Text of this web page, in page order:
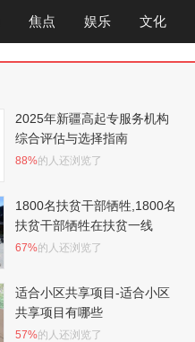
焦点 娱乐 文化
2025年新疆高起专服务机构
综合评估与选择指南
88%的人还浏览了
1800名扶贫干部牺牲,1800名
扶贫干部牺牲在扶贫一线
67%的人还浏览了
适合小区共享项目-适合小区
共享项目有哪些
57%的人还浏览了